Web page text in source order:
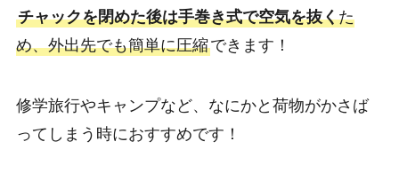
チャックを閉めた後は手巻き式で空気を抜くた
め、外出先でも簡単に圧縮できます！
修学旅行やキャンプなど、なにかと荷物がかさば
ってしまう時におすすめです！